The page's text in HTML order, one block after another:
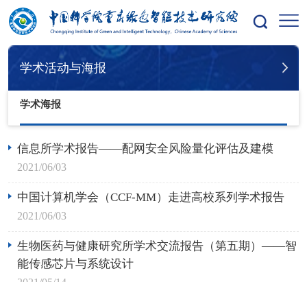
您的位置：首页 学术活动与海报 学术海报
学术活动与海报
学术海报
信息所学术报告——配网安全风险量化评估及建模
2021/06/03
中国计算机学会（CCF-MM）走进高校系列学术报告
2021/06/03
生物医药与健康研究所学术交流报告（第五期）——智
能传感芯片与系统设计